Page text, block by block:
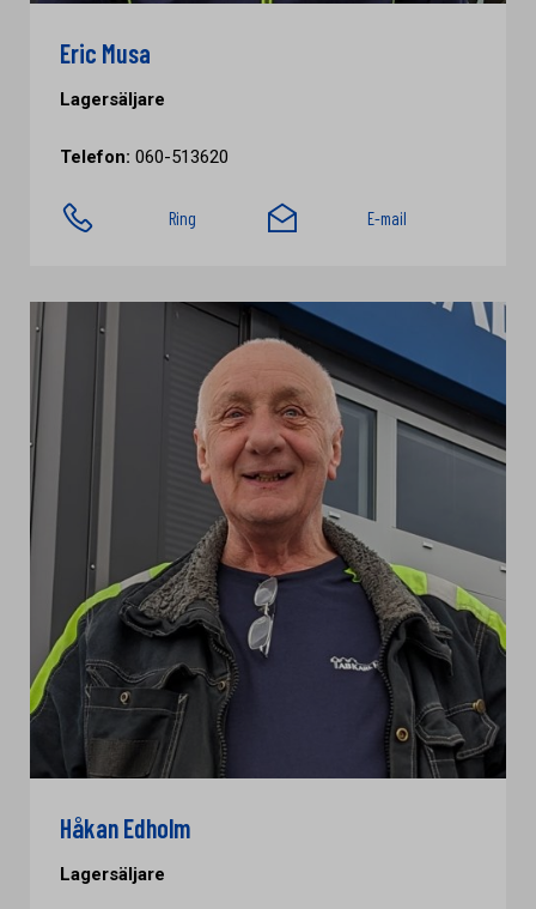
Eric Musa
Lagersäljare
Telefon: 060-513620
Ring E-mail
Håkan Edholm
Lagersäljare